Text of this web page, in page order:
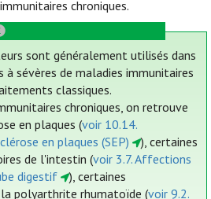
chroniques.
sont généralement utilisés dans
à sévères de maladies immunitaires
classiques.
chroniques, on retrouve
en plaques (voir 10.14.
en plaques (SEP)
), certaines
de l'intestin (voir 3.7. Affections
digestif
), certaines
polyarthrite rhumatoïde (voir 9.2.